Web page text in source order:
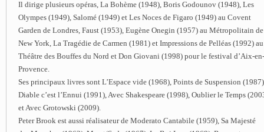
Il dirige plusieurs opéras, La Bohème (1948), Boris Godounov (1948), Les
Olympes (1949), Salomé (1949) et Les Noces de Figaro (1949) au Covent
Garden de Londres, Faust (1953), Eugène Onegin (1957) au Métropolitain de
New York, La Tragédie de Carmen (1981) et Impressions de Pelléas (1992) au
Théâtre des Bouffes du Nord et Don Giovani (1998) pour le festival d’Aix-en-
Provence.
Ses principaux livres sont L’Espace vide (1968), Points de Suspension
Diable c’est l’Ennui (1991), Avec Shakespeare (1998), Oublier le Temps
et Avec Grotowski (2009).
Peter Brook est aussi réalisateur de Moderato Cantabile (1959), Sa Majesté